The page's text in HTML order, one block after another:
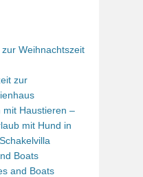
Weihnachtszeit
zur
mit Haustieren –
mit Hund in
Boats
and Boats